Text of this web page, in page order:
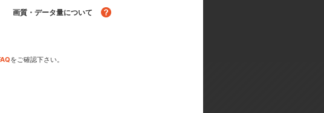
画質・データ量について
をご確認下さい。